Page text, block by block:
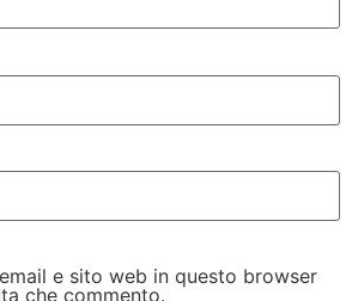
e sito web in questo browser
che commento.